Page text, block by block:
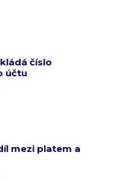
číslo
účtu
mezi platem a